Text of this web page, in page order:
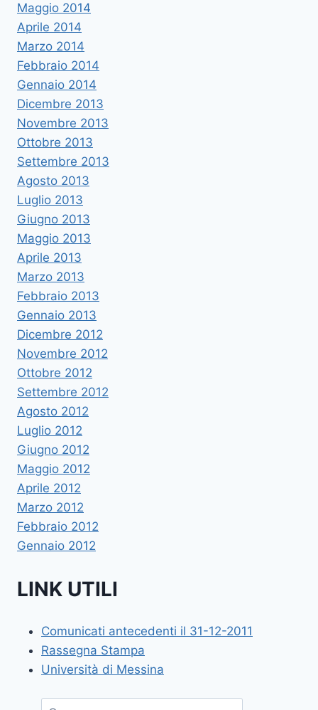
Maggio 2014
Aprile 2014
Marzo 2014
Febbraio 2014
Gennaio 2014
Dicembre 2013
Novembre 2013
Ottobre 2013
Settembre 2013
Agosto 2013
Luglio 2013
Giugno 2013
Maggio 2013
Aprile 2013
Marzo 2013
Febbraio 2013
Gennaio 2013
Dicembre 2012
Novembre 2012
Ottobre 2012
Settembre 2012
Agosto 2012
Luglio 2012
Giugno 2012
Maggio 2012
Aprile 2012
Marzo 2012
Febbraio 2012
Gennaio 2012
LINK UTILI
Comunicati antecedenti il 31-12-2011
Rassegna Stampa
Università di Messina